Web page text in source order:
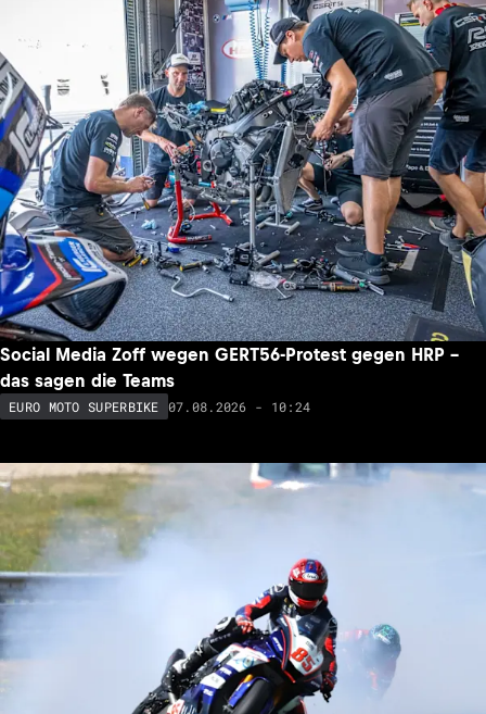
Social Media Zoff wegen GERT56-Protest gegen HRP –
das sagen die Teams
EURO MOTO SUPERBIKE 07.08.2026 - 10:24